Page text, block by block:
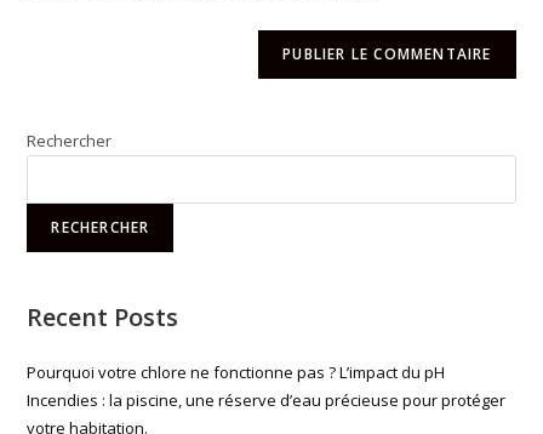
Rechercher
RECHERCHER
Recent Posts
Pourquoi votre chlore ne fonctionne pas ? L’impact du pH
Incendies : la piscine, une réserve d’eau précieuse pour protéger
votre habitation.